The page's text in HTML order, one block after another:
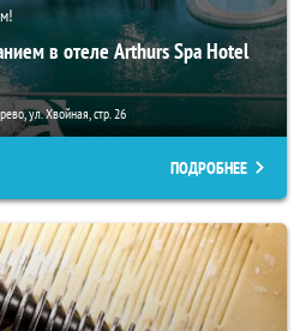
в отеле Arthurs Spa Hotel
ул. Хвойная, стр. 26
ПОДРОБНЕЕ